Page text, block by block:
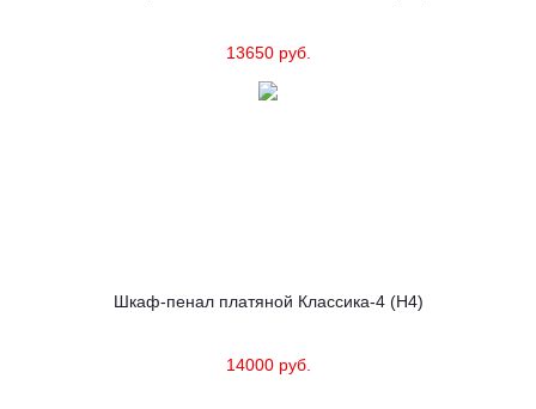
13650 руб.
Шкаф-пенал платяной Классика-4 (Н4)
14000 руб.